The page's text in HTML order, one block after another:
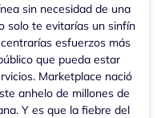
sin necesidad de una
solo te evitarías un sinfín
esfuerzos más
que pueda estar
Marketplace nació
anhelo de millones de
Y es que la fiebre del